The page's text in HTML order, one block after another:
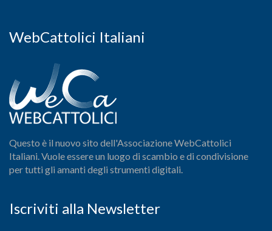
WebCattolici Italiani
Questo è il nuovo sito dell'Associazione WebCattolici
Italiani. Vuole essere un luogo di scambio e di condivisione
per tutti gli amanti degli strumenti digitali.
Iscriviti alla Newsletter